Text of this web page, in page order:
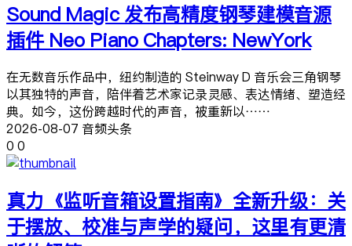
Sound Magic 发布高精度钢琴建模音源
插件 Neo Piano Chapters: NewYork
在无数音乐作品中，纽约制造的 Steinway D 音乐会三角钢琴
以其独特的声音，陪伴着艺术家记录灵感、表达情绪、塑造经
典。如今，这份跨越时代的声音，被重新以……
2026-08-07 音频头条
0 0
真力《监听音箱设置指南》全新升级：关
于摆放、校准与声学的疑问，这里有更清